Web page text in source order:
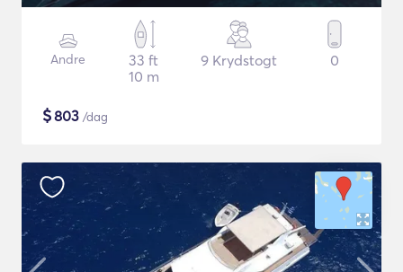
Andre
33 ft
10 m
9 Krydstogt 0
$803 /dag